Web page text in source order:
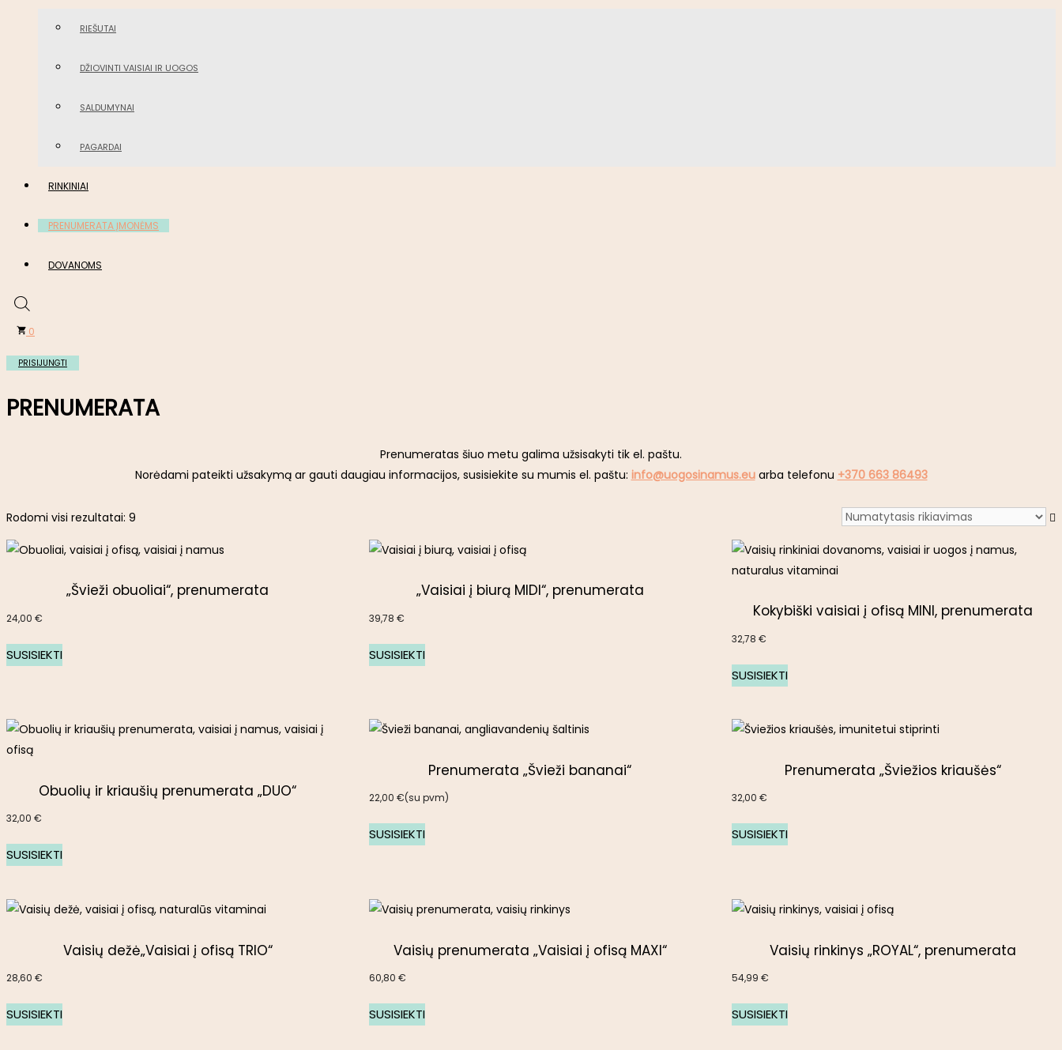
RIEŠUTAI
DŽIOVINTI VAISIAI IR UOGOS
SALDUMYNAI
PAGARDAI
RINKINIAI
PRENUMERATA ĮMONĖMS
DOVANOMS
0
PRISIJUNGTI
PRENUMERATA
Prenumeratas šiuo metu galima užsisakyti tik el. paštu.
Norėdami pateikti užsakymą ar gauti daugiau informacijos, susisiekite su mumis el. paštu: info@uogosinamus.eu arba telefonu +370 663 86493
Rodomi visi rezultatai: 9
„Švieži obuoliai“, prenumerata
24,00 €
SUSISIEKTI
„Vaisiai į biurą MIDI“, prenumerata
39,78 €
SUSISIEKTI
Kokybiški vaisiai į ofisą MINI, prenumerata
32,78 €
SUSISIEKTI
Obuolių ir kriaušių prenumerata „DUO“
32,00 €
SUSISIEKTI
Prenumerata „Švieži bananai“
22,00 €(su pvm)
SUSISIEKTI
Prenumerata „Šviežios kriaušės“
32,00 €
SUSISIEKTI
Vaisių dežė„Vaisiai į ofisą TRIO“
28,60 €
SUSISIEKTI
Vaisių prenumerata „Vaisiai į ofisą MAXI“
60,80 €
SUSISIEKTI
Vaisių rinkinys „ROYAL“, prenumerata
54,99 €
SUSISIEKTI